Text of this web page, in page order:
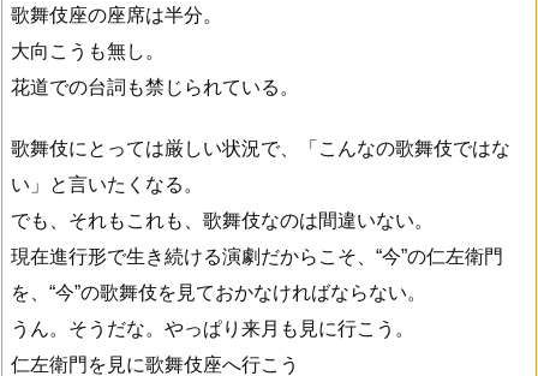
歌舞伎座の座席は半分。
大向こうも無し。
花道での台詞も禁じられている。
歌舞伎にとっては厳しい状況で、「こんなの歌舞伎ではな
い」と言いたくなる。
でも、それもこれも、歌舞伎なのは間違いない。
現在進行形で生き続ける演劇だからこそ、“今”の仁左衛門
を、“今”の歌舞伎を見ておかなければならない。
うん。そうだな。やっぱり来月も見に行こう。
仁左衛門を見に歌舞伎座へ行こう